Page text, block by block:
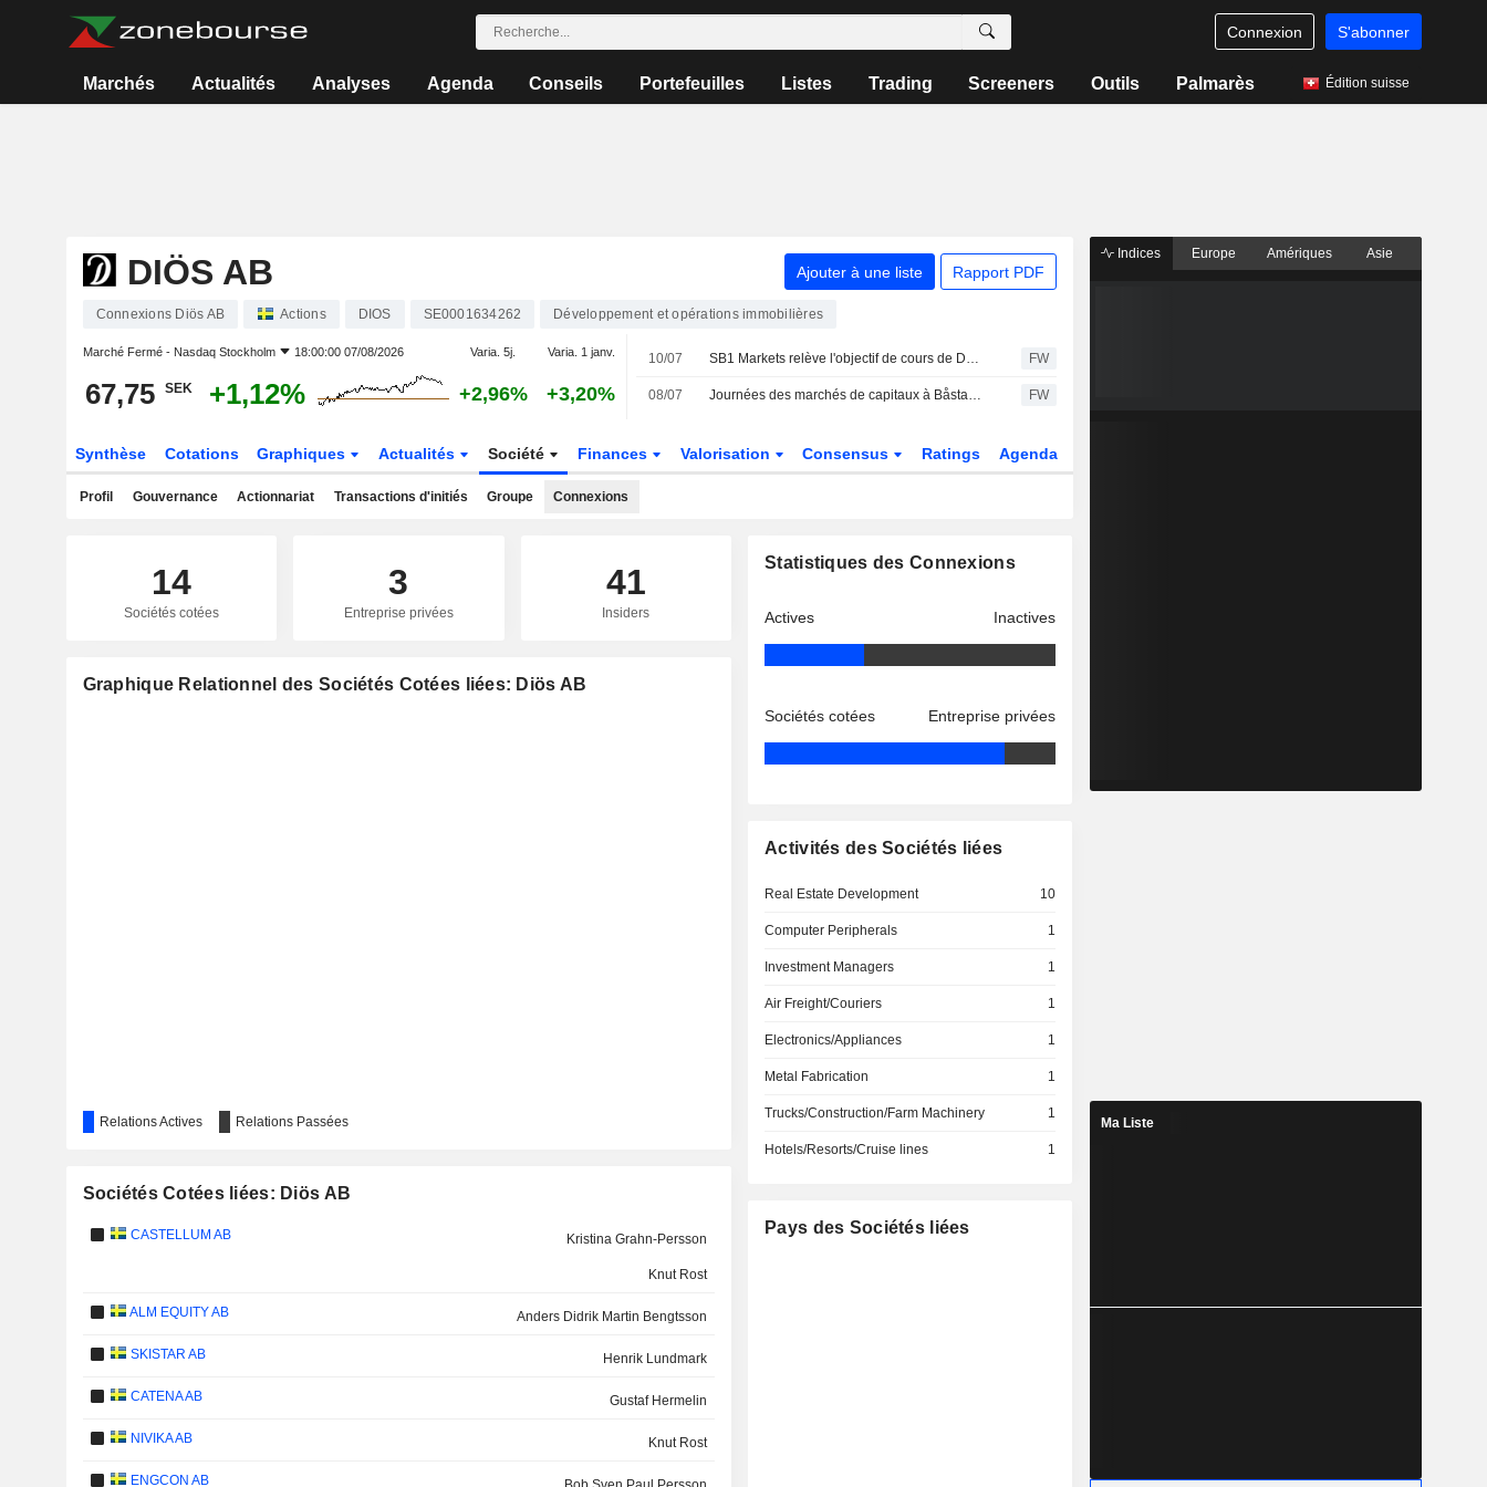
Connexion S'abonner
Marchés Actualités Analyses Agenda Conseils Portefeuilles Listes Trading Screeners Outils Palmarès Édition suisse
DIÖS AB Ajouter à une liste Rapport PDF
Connexions Diös AB Actions DIOS SE0001634262 Développement et opérations immobilières
Marché Fermé - Nasdaq Stockholm 18:00:00 07/08/2026 Varia. 5j. Varia. 1 janv.
67,75 SEK +1,12% +2,96% +3,20%
10/07 SB1 Markets relève l'objectif de cours de Diös à 84 couronnes (82) et réitère son conseil à l'achat FW
08/07 Journées des marchés de capitaux à Båstad : entretien avec le PDG de Diös FW
Synthèse Cotations Graphiques Actualités Société Finances Valorisation Consensus Ratings Agenda
Profil Gouvernance Actionnariat Transactions d'initiés Groupe Connexions
14
Sociétés cotées
3
Entreprise privées
41
Insiders
Graphique Relationnel des Sociétés Cotées liées: Diös AB
Relations Actives Relations Passées
Sociétés Cotées liées: Diös AB
CASTELLUM AB Kristina Grahn-Persson
Knut Rost
ALM EQUITY AB Anders Didrik Martin Bengtsson
SKISTAR AB Henrik Lundmark
CATENA AB Gustaf Hermelin
NIVIKA AB Knut Rost
ENGCON AB
Statistiques des Connexions
Actives Inactives
Sociétés cotées Entreprise privées
Activités des Sociétés liées
Real Estate Development 10
Computer Peripherals 1
Investment Managers 1
Air Freight/Couriers 1
Electronics/Appliances 1
Metal Fabrication 1
Trucks/Construction/Farm Machinery 1
Hotels/Resorts/Cruise lines 1
Pays des Sociétés liées
Indices Europe Amériques Asie
Ma Liste